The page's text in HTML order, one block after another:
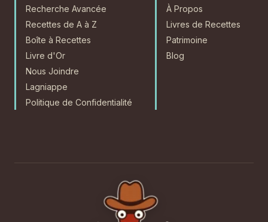
Recherche Avancée
Recettes de A à Z
Boîte à Recettes
Livre d'Or
Nous Joindre
Lagniappe
Politique de Confidentialité
À Propos
Livres de Recettes
Patrimoine
Blog